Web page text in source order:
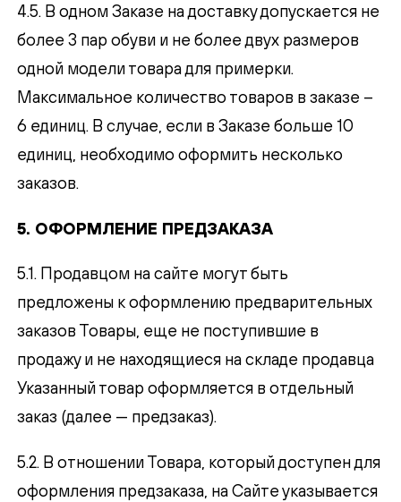
4.5. В одном Заказе на доставку допускается не
более 3 пар обуви и не более двух размеров
одной модели товара для примерки.
Максимальное количество товаров в заказе –
6 единиц. В случае, если в Заказе больше 10
единиц, необходимо оформить несколько
заказов.
5. ОФОРМЛЕНИЕ ПРЕДЗАКАЗА
5.1. Продавцом на сайте могут быть
предложены к оформлению предварительных
заказов Товары, еще не поступившие в
продажу и не находящиеся на складе продавца
Указанный товар оформляется в отдельный
заказ (далее — предзаказ).
5.2. В отношении Товара, который доступен для
оформления предзаказа, на Сайте указывается